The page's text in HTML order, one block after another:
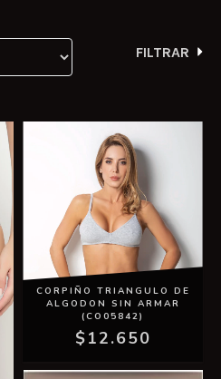
FILTRAR
CORPIÑO TRIANGULO DE
ALGODON SIN ARMAR
(CO05842)
$12.650